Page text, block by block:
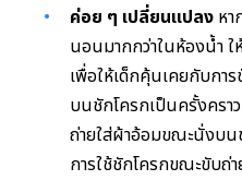
ค่อย ๆ เปลี่ยนแปลง หา
นอนมากกว่าในห้องน้ำ ใ
เพื่อให้เด็กคุ้นเคยกับกา
บนชักโครกเป็นครั้งคร
ถ่ายใส่ผ้าอ้อมขณะนั่งบน
การใช้ชักโครกขณะขับถ่